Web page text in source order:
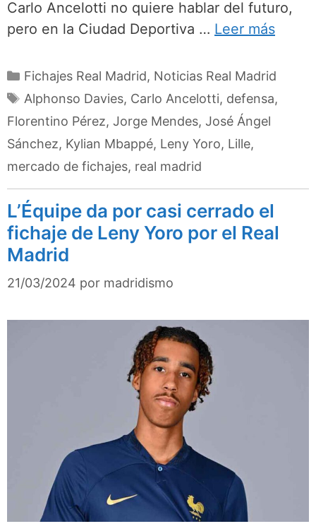
Carlo Ancelotti no quiere hablar del futuro,
pero en la Ciudad Deportiva … Leer más
Categorías
Fichajes Real Madrid, Noticias Real Madrid
Etiquetas
Alphonso Davies, Carlo Ancelotti, defensa,
Florentino Pérez, Jorge Mendes, José Ángel
Sánchez, Kylian Mbappé, Leny Yoro, Lille,
mercado de fichajes, real madrid
L’Équipe da por casi cerrado el
fichaje de Leny Yoro por el Real
Madrid
21/03/2024 por madridismo